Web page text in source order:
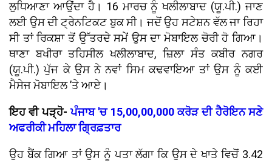
ਲੁਧਿਆਣਾ ਆਉਂਦਾ ਹੈ। 16 ਮਾਰਚ ਨੂੰ ਖਲੀਲਾਬਾਦ (ਯੂ.ਪੀ.) ਜਾਣ
ਲਈ ਉਸ ਦੀ ਟ੍ਰੇਨਟਿਕਟ ਬੁਕ ਸੀ। ਜਦੋਂ ਉਹ ਸਟੇਸ਼ਨ ਵੱਲ ਜਾ ਰਿਹਾ
ਸੀ ਤਾਂ ਰਿਕਸ਼ਾ ਤੋਂ ਉੱਤਰਦੇ ਸਮੇਂ ਉਸ ਦਾ ਮੋਬਾਇਲ ਚੋਰੀ ਹੋ ਗਿਆ।
ਥਾਣਾ ਬਖੀਰਾ ਤਹਿਸੀਲ ਖਲੀਲਾਬਾਦ, ਜ਼ਿਲਾ ਸੰਤ ਕਬੀਰ ਨਗਰ
(ਯੂ.ਪੀ.) ਪੁੱਜ ਕੇ ਉਸ ਨੇ ਨਵਾਂ ਸਿਮ ਕਢਵਾਇਆ ਤਾਂ ਉਸ ਨੂੰ ਕਈ
ਮੈਸੇਜ ਮੋਬਾਇਲ ’ਤੇ ਆਏ।
ਇਹ ਵੀ ਪੜ੍ਹੋ-ਪੰਜਾਬ 'ਚ 15,00,00,000 ਕਰੋੜ ਦੀ ਹੈਰੋਇਨ ਸਣੇ
ਅਫਰੀਕੀ ਮਹਿਲਾ ਗ੍ਰਿਫ਼ਤਾਰ
ਉਹ ਬੈਂਕ ਗਿਆ ਤਾਂ ਉਸ ਨੂੰ ਪਤਾ ਲੱਗਾ ਕਿ ਉਸ ਦੇ ਖਾਤੇ ਵਿਚੋਂ 3.42